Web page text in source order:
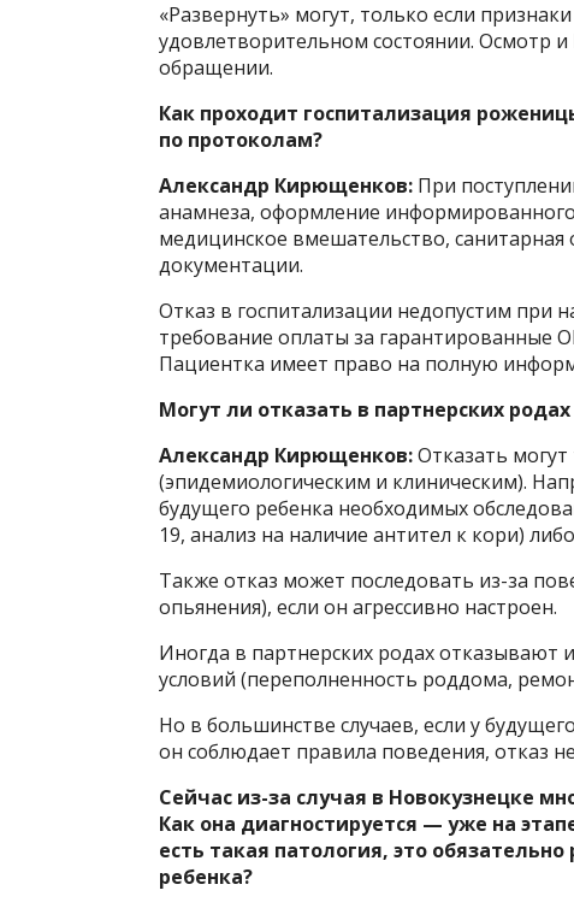
«Развернуть» могут, только если
удовлетворительном состоянии. Осмотр
обращении.
Как проходит госпитализация
по протоколам?
Александр Кирющенков: При
анамнеза, оформление
медицинское вмешательство,
документации.
Отказ в госпитализации недопустим при
требование оплаты за гарантированные
Пациентка имеет право на полную
Могут ли отказать в партнерских
Александр Кирющенков:Отказать
(эпидемиологическим и клиническим).
будущего ребенка необходимых
19, анализ на наличие антител к кори)
Также отказ может последовать из-за
опьянения), если он агрессивно настроен.
Иногда в партнерских родах отказывают
условий (переполненность роддома,
Но в большинстве случаев, если у
он соблюдает правила поведения, отказ
Сейчас из-за случая в Новокузнецке
Как она диагностируется — уже на
есть такая патология, это
ребенка?